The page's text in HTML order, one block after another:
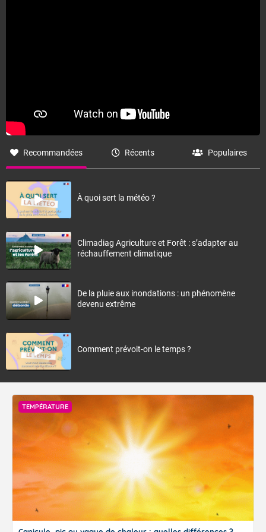
Recommandées Récents Populaires
À quoi sert la météo ?
Climadiag Agriculture et Forêt : s’adapter au
réchauffement climatique
De la pluie aux inondations : un phénomène
devenu extrême
Comment prévoit-on le temps ?
TEMPÉRATURE